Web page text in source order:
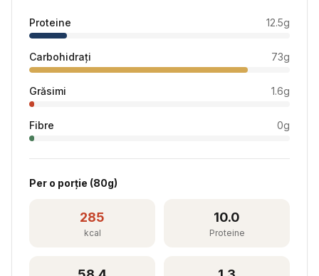
Proteine 12.5g
Carbohidrați 73g
Grăsimi 1.6g
Fibre 0g
Per o porție (80g)
285
kcal
10.0
Proteine